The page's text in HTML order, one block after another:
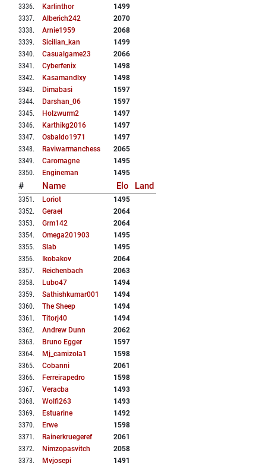
3336. Karlinthor
1499
3337. Alberich242
2070
3338. Arnie1959
2068
3339. Sicilian_kan
1499
3340. Casualgame23
2066
3341 . Cyberfenix
1498
3342. Kasamandlxy
1498
3343. Dimabasi
1597
3344. Darshan_06
1597
3345. Holzwurm2
1497
3346. Karthikg2016
1497
3347. Osbaldo1971
1497
3348. Raviwarmanchess
2065
3349. Caromagne
1495
3350. Engineman 1495
# Name Elo Land
3351 . Loriot
1495
3352. Gerael
2064
3353. Grm142
2064
3354. Omega201903
1495
3355. Slab
1495
3356. Ikobakov
2064
3357. Reichenbach
2063
3358. Lubo47
1494
3359. Sathishkumar001
1494
3360. The Sheep
1494
3361 . Titorj40
1494
3362. Andrew Dunn
2062
3363. Bruno Egger
1597
3364. Mj_camizola1
1598
3365. Cobanni
2061
3366. Ferreirapedro
1598
3367. Veracba
1493
3368. Wolfi263
1493
3369. Estuarine
1492
3370. Erwe
1598
3371 . Rainerkruegeref
2061
3372. Nimzopasvitch
2058
3373. Mvjosepi
1491